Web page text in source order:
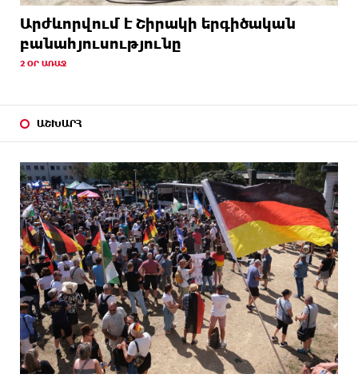
Արժևորվում է Շիրակի երգիծական
բանահյուսությունը
2 ՕՐ ԱՌԱՋ
ԱՇԽԱՐՀ